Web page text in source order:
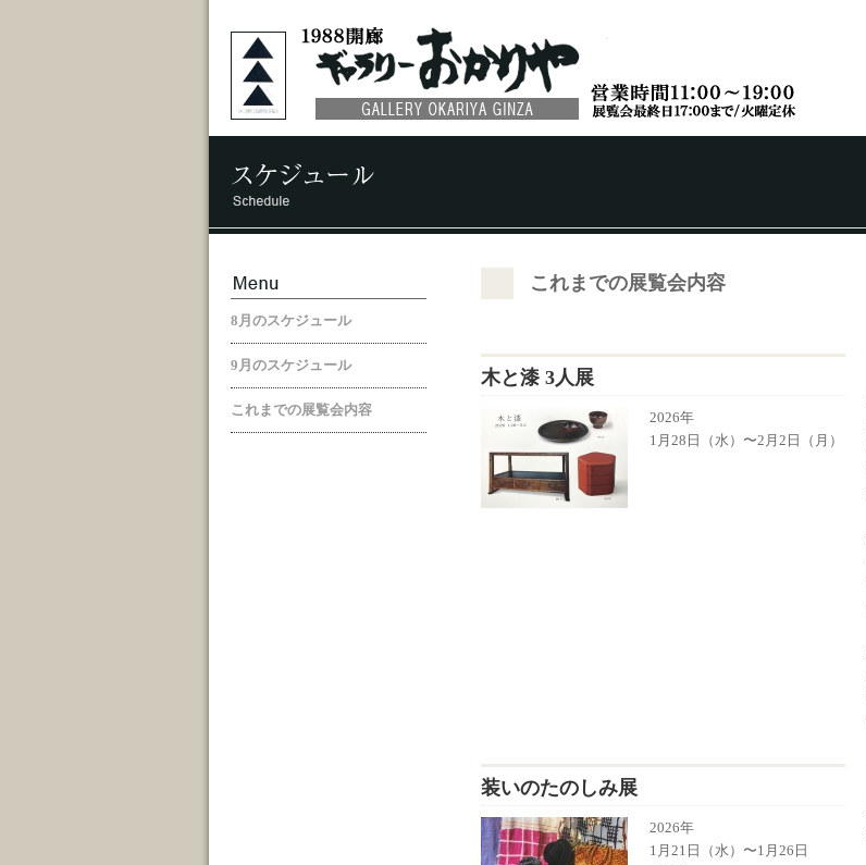
8月のスケジュール
9月のスケジュール
これまでの展覧会内容
これまでの展覧会内容
木と漆 3人展
2026年
1月28日（水）〜2月2日（月）
装いのたのしみ展
2026年
1月21日（水）〜1月26日